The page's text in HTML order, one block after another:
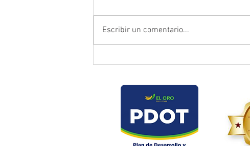
Escribir un comentario...